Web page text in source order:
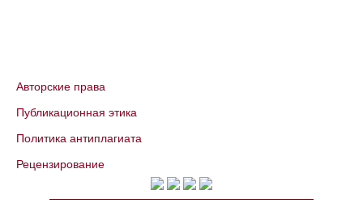
Авторские права
Публикационная этика
Политика антиплагиата
Рецензирование